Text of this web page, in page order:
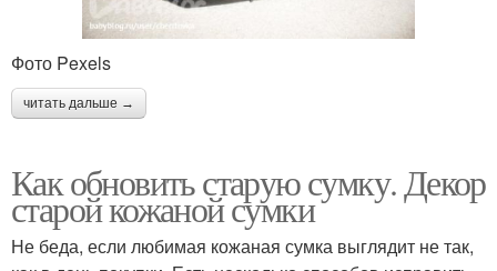
Фото Pexels
читать дальше →
Как обновить старую сумку. Декор
старой кожаной сумки
Не беда, если любимая кожаная сумка выглядит не так,